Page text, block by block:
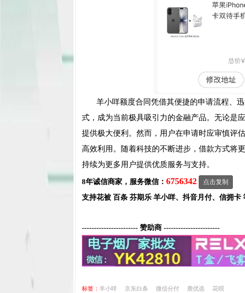
羊小咩额度合同凭借其便捷的申请流程、
式，成为当前极具吸引力的金融产品。无论是
提供极大便利。然而，用户在申请时应审慎评
高效利用。随着科技的不断进步，借款方式将
持续为更多用户提供优质服务与支持。
8年诚信商家，服务微信： 6756342 点击复制
支持花被 百条 芬期乐 羊小咩、抖音月付、信拥卡
----------------------- 赞助商 -----------------------
标签： 羊小咩 京东白条 微信分付 鹿优选 花呗